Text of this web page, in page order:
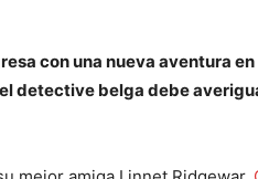
con una nueva aventura
detective belga debe